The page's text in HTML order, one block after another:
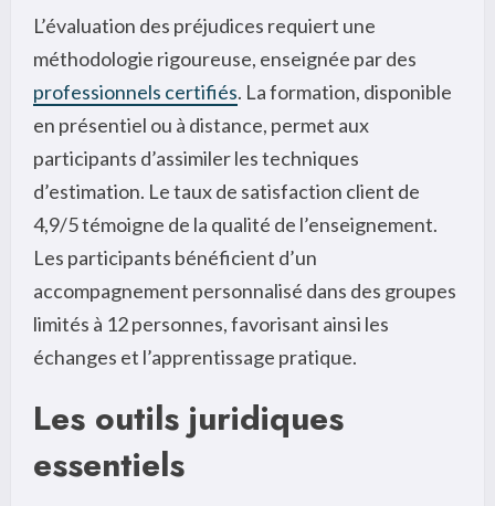
L’évaluation des préjudices requiert une
méthodologie rigoureuse, enseignée par des
professionnels certifiés. La formation, disponible
en présentiel ou à distance, permet aux
participants d’assimiler les techniques
d’estimation. Le taux de satisfaction client de
4,9/5 témoigne de la qualité de l’enseignement.
Les participants bénéficient d’un
accompagnement personnalisé dans des groupes
limités à 12 personnes, favorisant ainsi les
échanges et l’apprentissage pratique.
Les outils juridiques
essentiels